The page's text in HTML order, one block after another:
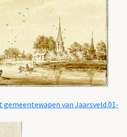
van Jaarsveld.01-